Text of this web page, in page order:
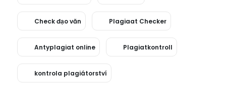
Check đạo văn Plagiaat Checker
Antyplagiat online Plagiatkontroll
kontrola plagiátorství